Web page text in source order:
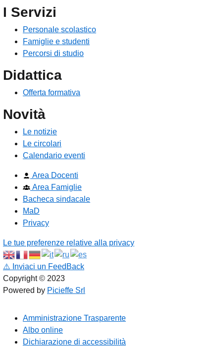
I Servizi
Personale scolastico
Famiglie e studenti
Percorsi di studio
Didattica
Offerta formativa
Novità
Le notizie
Le circolari
Calendario eventi
Area Docenti
Area Famiglie
Bacheca sindacale
MaD
Privacy
Le tue preferenze relative alla privacy
⚠️ Inviaci un FeedBack
Copyright © 2023
Powered by Picieffe Srl
Amministrazione Trasparente
Albo online
Dichiarazione di accessibilità